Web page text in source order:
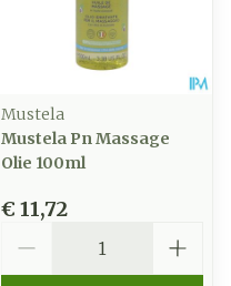
Mustela
Mustela Pn Massage
Olie 100ml
€ 11,72